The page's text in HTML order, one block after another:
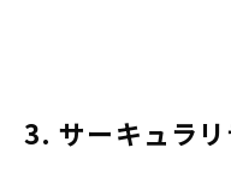
3. サーキュラ